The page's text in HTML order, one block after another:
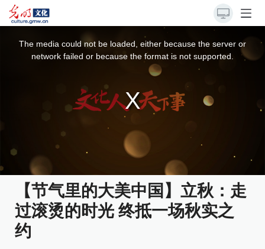
The media could not be loaded, either because the server or
network failed or because the format is not supported.
【节气里的大美中国】立秋：走
过滚烫的时光 终抵一场秋实之
约